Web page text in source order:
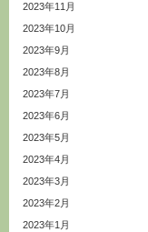
2023年11月
2023年10月
2023年9月
2023年8月
2023年7月
2023年6月
2023年5月
2023年4月
2023年3月
2023年2月
2023年1月